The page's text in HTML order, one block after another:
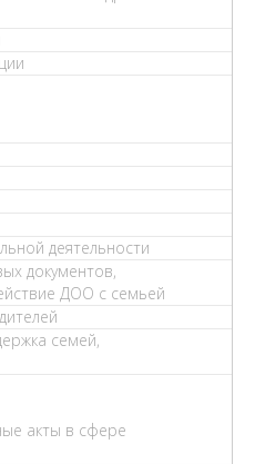
деятельности
документов,
ДОО с семьей
семей,
акты в сфере